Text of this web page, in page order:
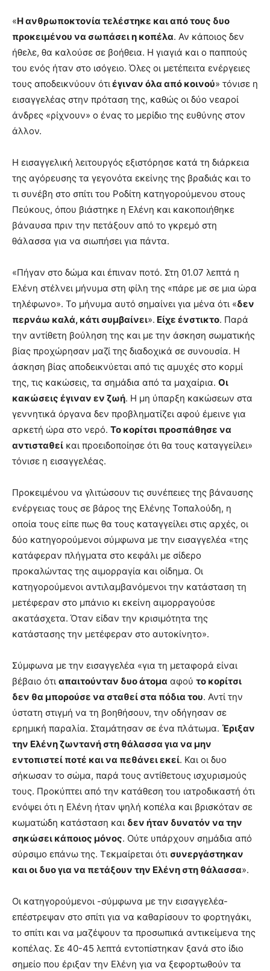
«Η ανθρωποκτονία τελέστηκε και από τους δυο
προκειμένου να σωπάσει η κοπέλα. Αν κάποιος δεν
ήθελε, θα καλούσε σε βοήθεια. Η γιαγιά και ο παππούς
του ενός ήταν στο ισόγειο. Όλες οι μετέπειτα ενέργειες
τους αποδεικνύουν ότιέγιναν όλα από κοινού» τόνισε η
εισαγγελέας στην πρόταση της, καθώς οι δύο νεαροί
άνδρες «ρίχνουν» ο ένας το μερίδιο της ευθύνης στον
άλλον.
Η εισαγγελική λειτουργός εξιστόρησε κατά τη διάρκεια
της αγόρευσης τα γεγονότα εκείνης της βραδιάς και το
τι συνέβη στο σπίτι του Ροδίτη κατηγορούμενου στους
Πεύκους, όπου βιάστηκε η Ελένη και κακοποιήθηκε
βάναυσα πριν την πετάξουν από το γκρεμό στη
θάλασσα για να σιωπήσει για πάντα.
«Πήγαν στο δώμα και έπιναν ποτό. Στη 01.07 λεπτά η
Ελένη στέλνει μήνυμα στη φίλη της «πάρε με σε μια ώρα
τηλέφωνο». Το μήνυμα αυτό σημαίνει για μένα ότι «δεν
περνάω καλά, κάτι συμβαίνει». Είχε ένστικτο. Παρά
την αντίθετη βούληση της και με την άσκηση σωματικής
βίας προχώρησαν μαζί της διαδοχικά σε συνουσία. Η
άσκηση βίας αποδεικνύεται από τις αμυχές στο κορμί
της, τις κακώσεις, τα σημάδια από τα μαχαίρια. Οι
κακώσεις έγιναν εν ζωή. Η μη ύπαρξη κακώσεων στα
γεννητικά όργανα δεν προβληματίζει αφού έμεινε για
αρκετή ώρα στο νερό. Το κορίτσι προσπάθησε να
αντισταθεί και προειδοποίησε ότι θα τους καταγγείλει»
τόνισε η εισαγγελέας.
Προκειμένου να γλιτώσουν τις συνέπειες της βάναυσης
ενέργειας τους σε βάρος της Ελένης Τοπαλούδη, η
οποία τους είπε πως θα τους καταγγείλει στις αρχές, οι
δύο κατηγορούμενοι σύμφωνα με την εισαγγελέα «της
κατάφεραν πλήγματα στο κεφάλι με σίδερο
προκαλώντας της αιμορραγία και οίδημα. Οι
κατηγορούμενοι αντιλαμβανόμενοι την κατάσταση τη
μετέφεραν στο μπάνιο κι εκείνη αιμορραγούσε
ακατάσχετα. Όταν είδαν την κρισιμότητα της
κατάστασης την μετέφεραν στο αυτοκίνητο».
Σύμφωνα με την εισαγγελέα «για τη μεταφορά είναι
βέβαιο ότι απαιτούνταν δυο άτομα αφού το κορίτσι
δεν θα μπορούσε να σταθεί στα πόδια του. Αντί την
ύστατη στιγμή να τη βοηθήσουν, την οδήγησαν σε
ερημική παραλία. Σταμάτησαν σε ένα πλάτωμα. Έριξαν
την Ελένη ζωντανή στη θάλασσα για να μην
εντοπιστεί ποτέ και να πεθάνει εκεί. Και οι δυο
σήκωσαν το σώμα, παρά τους αντίθετους ισχυρισμούς
τους. Προκύπτει από την κατάθεση του ιατροδικαστή ότι
ενόψει ότι η Ελένη ήταν ψηλή κοπέλα και βρισκόταν σε
κωματώδη κατάσταση και δεν ήταν δυνατόν να την
σηκώσει κάποιος μόνος. Ούτε υπάρχουν σημάδια από
σύρσιμο επάνω της. Τεκμαίρεται ότι συνεργάστηκαν
και οι δυο για να πετάξουν την Ελένη στη θάλασσα».
Οι κατηγορούμενοι -σύμφωνα με την εισαγγελέα-
επέστρεψαν στο σπίτι για να καθαρίσουν το φορτηγάκι,
το σπίτι και να μαζέψουν τα προσωπικά αντικείμενα της
κοπέλας. Σε 40-45 λεπτά εντοπίστηκαν ξανά στο ίδιο
σημείο που έριξαν την Ελένη για να ξεφορτωθούν τα